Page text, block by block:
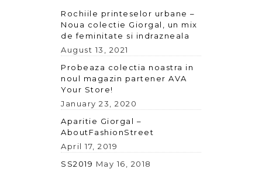
Rochiile printeselor urbane –
Noua colectie Giorgal, un mix
de feminitate si indrazneala
August 13, 2021
Probeaza colectia noastra in
noul magazin partener AVA
Your Store!
January 23, 2020
Aparitie Giorgal –
AboutFashionStreet
April 17, 2019
SS2019 May 16, 2018